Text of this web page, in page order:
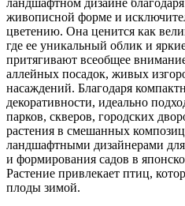
живописной форме и
цветению. Она ценится как
где ее уникальный облик и
притягивают всеобщее
аллейных посадок, живых
насаждений. Благодаря
декоративности, идеально
парков, скверов, городских
растения в смешанных
ландшафтными дизайнерами
и формирования садов в
Растение привлекает птиц,
плоды зимой.